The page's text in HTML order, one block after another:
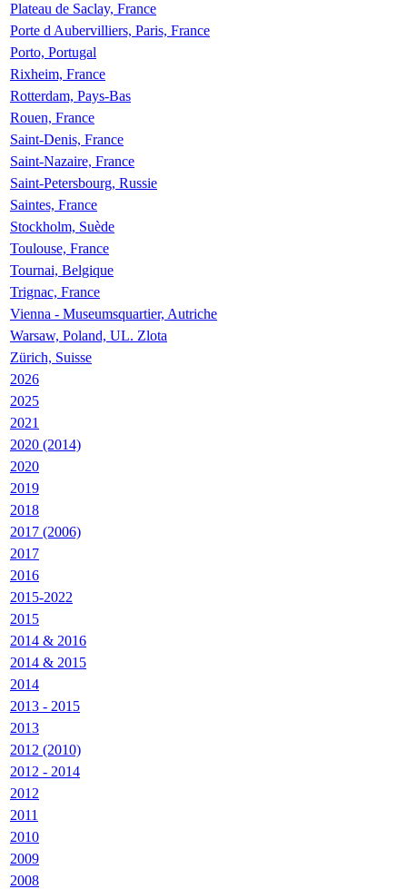
Plateau de Saclay, France
Porte d Aubervilliers, Paris, France
Porto, Portugal
Rixheim, France
Rotterdam, Pays-Bas
Rouen, France
Saint-Denis, France
Saint-Nazaire, France
Saint-Petersbourg, Russie
Saintes, France
Stockholm, Suède
Toulouse, France
Tournai, Belgique
Trignac, France
Vienna - Museumsquartier, Autriche
Warsaw, Poland, UL. Zlota
Zürich, Suisse
2026
2025
2021
2020 (2014)
2020
2019
2018
2017 (2006)
2017
2016
2015-2022
2015
2014 & 2016
2014 & 2015
2014
2013 - 2015
2013
2012 (2010)
2012 - 2014
2012
2011
2010
2009
2008